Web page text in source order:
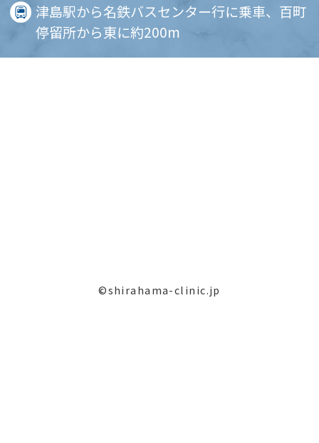
津島駅から名鉄バスセンター行に乗車、百町
停留所から東に約200m
©shirahama-clinic.jp